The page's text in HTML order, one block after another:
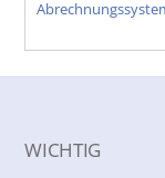
WICHTIG